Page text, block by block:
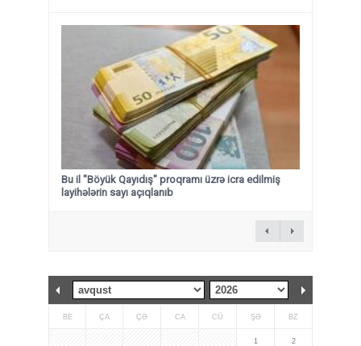
Bu il "Böyük Qayıdış" proqramı üzrə icra edilmiş
layihələrin sayı açıqlanıb
BE ÇA ÇƏ CA CÜ ŞƏ BZ
1 2